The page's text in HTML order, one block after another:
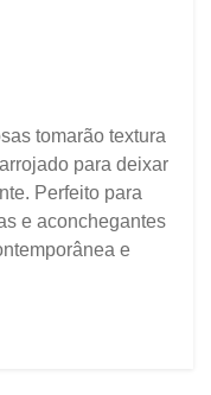
tomarão textura
para deixar
Perfeito para
e aconchegantes
e